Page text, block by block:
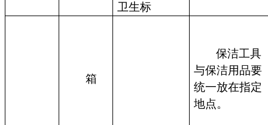
卫生标
箱
保洁工具
与保洁用品要
统一放在指定
地点。